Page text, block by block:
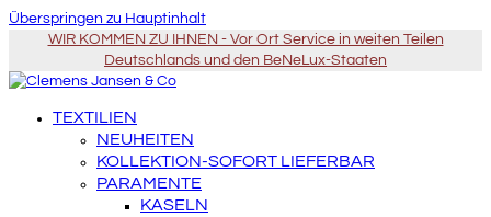
Überspringen zu Hauptinhalt
WIR KOMMEN ZU IHNEN - Vor Ort Service in weiten Teilen
Deutschlands und den BeNeLux-Staaten
TEXTILIEN
NEUHEITEN
KOLLEKTION-SOFORT LIEFERBAR
PARAMENTE
KASELN